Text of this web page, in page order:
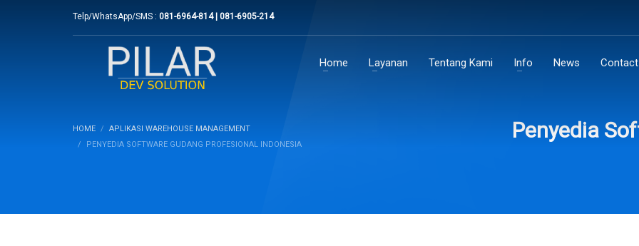
Telp/WhatsApp/SMS : 081-6964-814 | 081-6905-214
Home Layanan Tentang Kami Info News
HOME
APLIKASI WAREHOUSE MANAGEMENT
PENYEDIA SOFTWARE GUDANG PROFESIONAL INDONESIA
Penyedia